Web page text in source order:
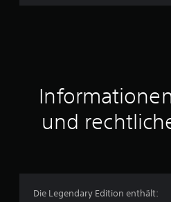
und
Die Legendary Edition enthält: